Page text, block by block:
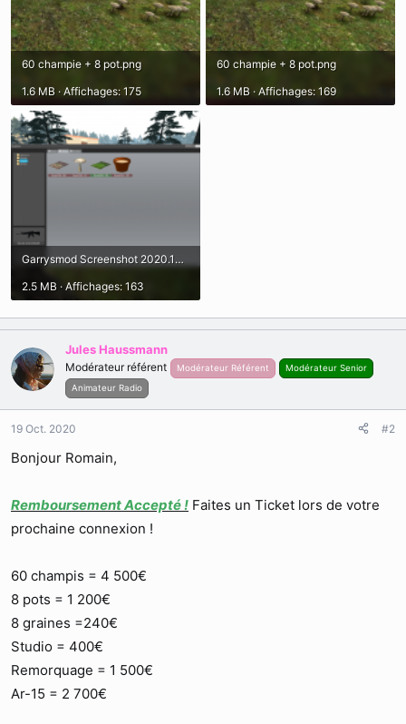
60 champie + 8 pot.png
1.6 MB · Affichages: 175
60 champie + 8 pot.png
1.6 MB · Affichages: 169
Garrysmod Screenshot 2020.10.18 - 16.13.07.79.png
2.5 MB · Affichages: 163
Jules Haussmann
Modérateur référent Modérateur Référent
Modérateur Senior
Animateur Radio
19 Oct. 2020 #2
Bonjour Romain,
Remboursement Accepté ! Faites un Ticket lors de votre
prochaine connexion !
60 champis = 4 500€
8 pots = 1 200€
8 graines =240€
Studio = 400€
Remorquage = 1 500€
Ar-15 = 2 700€